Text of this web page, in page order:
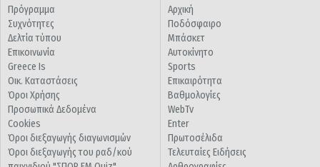
Πρόγραμμα
Συχνότητες
Δελτία τύπου
Επικοινωνία
Greece Is
Οικ. Καταστάσεις
Όροι Χρήσης
Προσωπικά Δεδομένα
Cookies
Όροι διεξαγωγής διαγωνισμών
Όροι διεξαγωγής του ραδ/κού
Αρχική
Ποδόσφαιρο
Μπάσκετ
Αυτοκίνητο
Sports
Επικαιρότητα
Βαθμολογίες
WebTv
Enter
Πρωτοσέλιδα
Τελευταίες Ειδήσεις